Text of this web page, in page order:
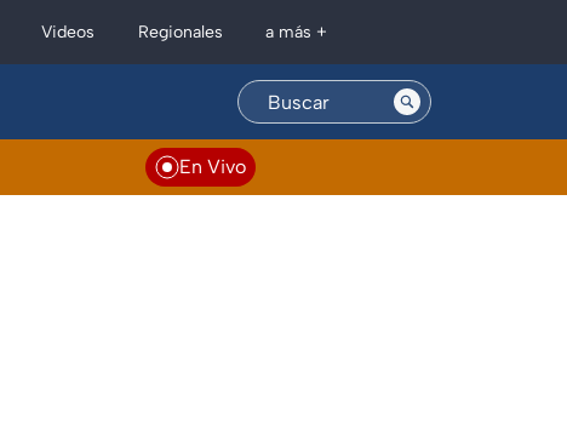
Videos Regionales a más +
En Vivo